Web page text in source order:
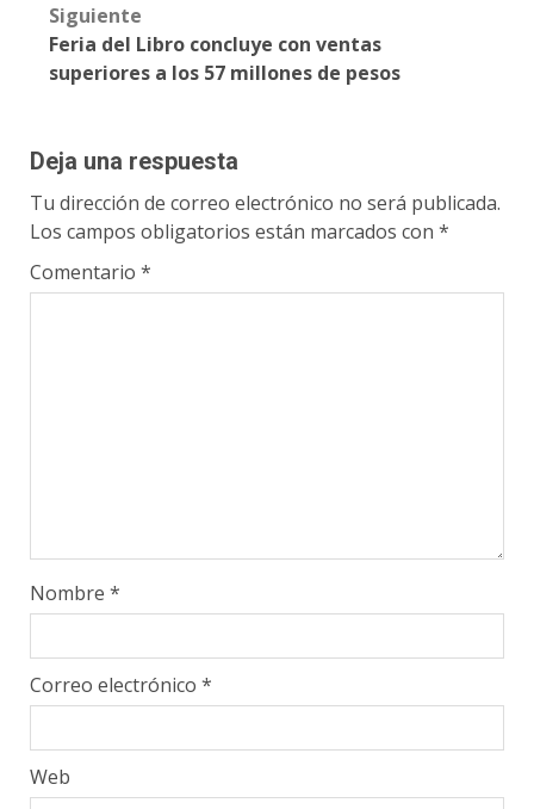
Siguiente
Feria del Libro concluye con ventas
superiores a los 57 millones de pesos
Deja una respuesta
Tu dirección de correo electrónico no será publicada.
Los campos obligatorios están marcados con *
Comentario *
Nombre *
Correo electrónico *
Web